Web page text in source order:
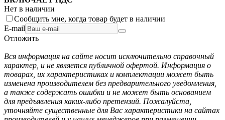
Нет в наличии
Сообщить мне, когда товар будет в наличии
E-mail
Отложить
Вся информация на сайте носит исключительно справочный
характер, и не является публичной офертой. Информация о
товарах, их характеристиках и комплектации может быть
изменена производителем без предварительного уведомления,
а также содержать ошибки и не может быть основанием
для предъявления каких-либо претензий. Пожалуйста,
уточняйте существенные для Вас характеристики на сайтах